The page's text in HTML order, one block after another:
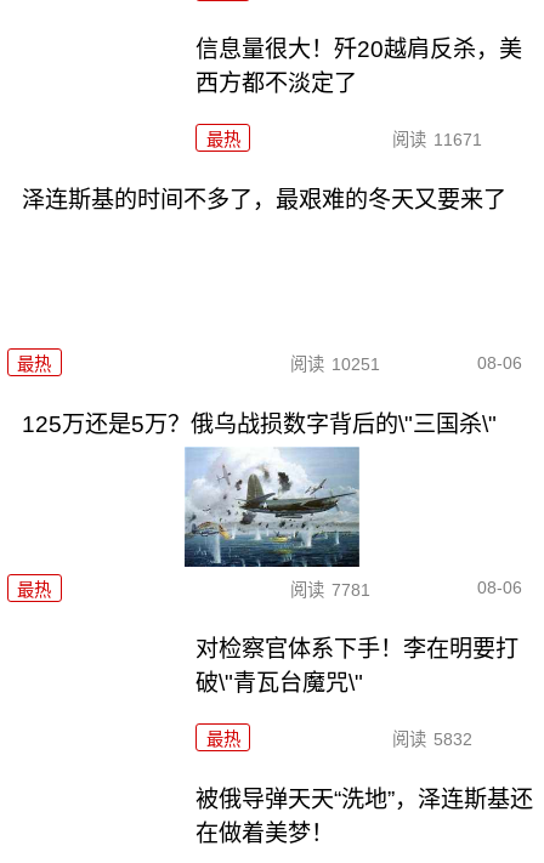
信息量很大！歼20越肩反杀，美
西方都不淡定了
最热 阅读 11671
泽连斯基的时间不多了，最艰难的冬天又要来了
最热 阅读 10251 08-06
125万还是5万？俄乌战损数字背后的\"三国杀\"
最热 阅读 7781 08-06
对检察官体系下手！李在明要打
破\"青瓦台魔咒\"
最热 阅读 5832
被俄导弹天天“洗地”，泽连斯基还
在做着美梦！